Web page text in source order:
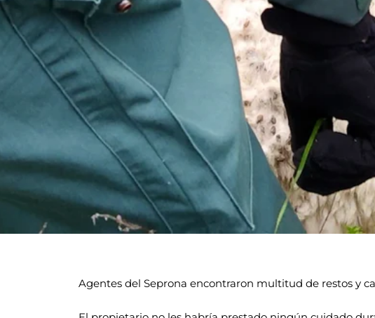
Agentes del Seprona encontraron multitud de restos y